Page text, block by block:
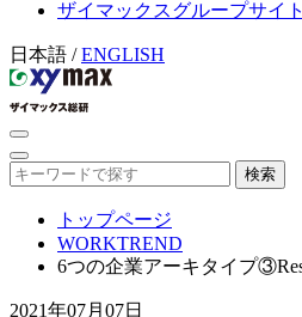
ザイマックスグループサイト
日本語 /ENGLISH
検索
トップページ
WORKTREND
6つの企業アーキタイプ
2021年07月07日